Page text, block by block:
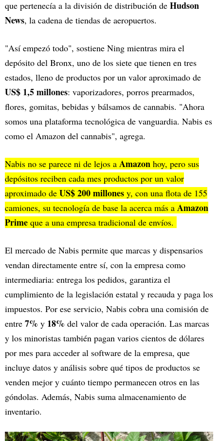
que pertenecía a la división de distribución de Hudson
News, la cadena de tiendas de aeropuertos.
"Así empezó todo", sostiene Ning mientras mira el
depósito del Bronx, uno de los siete que tienen en tres
estados, lleno de productos por un valor aproximado de
US$ 1,5 millones: vaporizadores, porros prearmados,
flores, gomitas, bebidas y bálsamos de cannabis. "Ahora
somos una plataforma tecnológica de vanguardia. Nabis es
como el Amazon del cannabis", agrega.
Nabis no se parece ni de lejos a Amazon hoy, pero sus
depósitos reciben cada mes productos por un valor
aproximado de US$ 200 millones y, con una flota de 155
camiones, su tecnología de base la acerca más a Amazon
Prime que a una empresa tradicional de envíos.
El mercado de Nabis permite que marcas y dispensarios
vendan directamente entre sí, con la empresa como
intermediaria: entrega los pedidos, garantiza el
cumplimiento de la legislación estatal y recauda y paga los
impuestos. Por ese servicio, Nabis cobra una comisión de
entre 7% y 18% del valor de cada operación. Las marcas
y los minoristas también pagan varios cientos de dólares
por mes para acceder al software de la empresa, que
incluye datos y análisis sobre qué tipos de productos se
venden mejor y cuánto tiempo permanecen otros en las
góndolas. Además, Nabis suma almacenamiento de
inventario.